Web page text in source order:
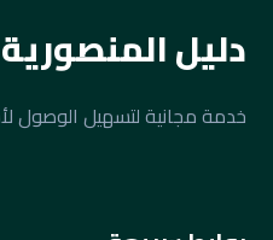
دليل المنصورية
خدمة مجانية لتسهيل الوصول